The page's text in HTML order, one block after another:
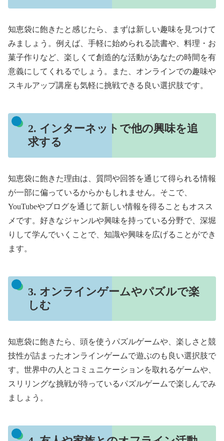
知恵袋に飽きたと感じたら、まずは新しい趣味を見つけて
みましょう。例えば、手軽に始められる読書や、料理・お
菓子作りなど、楽しくて創造的な活動があなたの時間を有
意義にしてくれるでしょう。また、オンラインでの趣味や
スキルアップ講座も気軽に挑戦できる良い選択肢です。
2. インターネットで他の興味を追
求する
知恵袋に飽きた理由は、質問や回答を通じて得られる情報
が一部に偏っているからかもしれません。そこで、
YouTubeやブログを通じて新しい情報を得ることもオスス
メです。好きなジャンルや興味を持っている分野で、深堀
りして学んでいくことで、知識や興味を広げることができ
ます。
3. オンラインゲームやパズルで楽
しむ
知恵袋に飽きたら、頭を使うパズルゲームや、楽しさと競
技性が詰まったオンラインゲームで遊ぶのも良い選択肢で
す。世界中の人とコミュニケーションを取れるゲームや、
スリリングな挑戦が待っているパズルゲームで楽しんでみ
ましょう。